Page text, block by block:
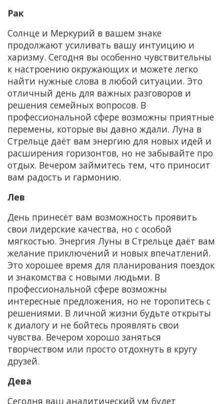
Рак
Солнце и Меркурий в вашем знаке
продолжают усиливать вашу интуицию и
харизму. Сегодня вы особенно чувствительны
к настроению окружающих и можете легко
найти нужные слова в любой ситуации. Это
отличный день для важных разговоров и
решения семейных вопросов. В
профессиональной сфере возможны приятные
перемены, которые вы давно ждали. Луна в
Стрельце даёт вам энергию для новых идей и
расширения горизонтов, но не забывайте про
отдых. Вечером займитесь тем, что приносит
вам радость и гармонию.
Лев
День принесёт вам возможность проявить
свои лидерские качества, но с особой
мягкостью. Энергия Луны в Стрельце даёт вам
желание приключений и новых впечатлений.
Это хорошее время для планирования поездок
и знакомства с новыми людьми. В
профессиональной сфере возможны
интересные предложения, но не торопитесь с
решениями. В личной жизни будьте открыты
к диалогу и не бойтесь проявлять свои
чувства. Вечером хорошо заняться
творчеством или просто отдохнуть в кругу
друзей.
Дева
Сегодня ваш аналитический ум будет